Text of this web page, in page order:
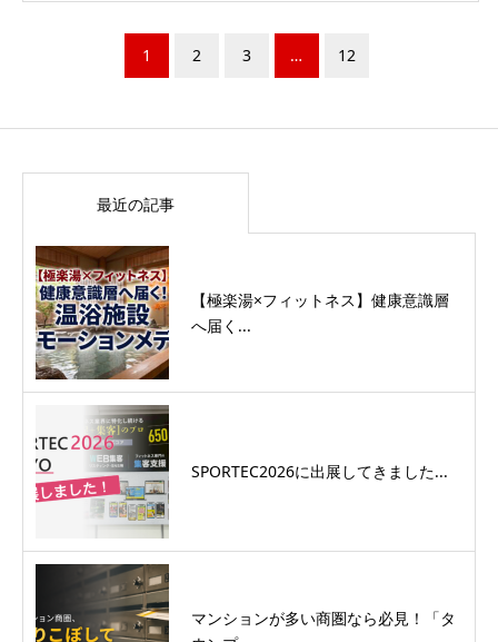
1 2 3 … 12
最近の記事
【極楽湯×フィットネス】健康意識層
へ届く...
SPORTEC2026に出展してきました...
マンションが多い商圏なら必見！「タ